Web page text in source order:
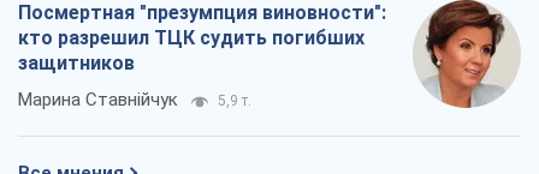
Посмертная "презумпция виновности":
кто разрешил ТЦК судить погибших
защитников
Марина Ставнійчук 5,9 т.